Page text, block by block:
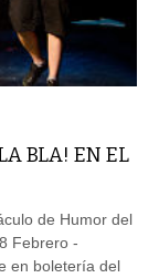
BLA! EN EL
de Humor del
Febrero -
en boletería del